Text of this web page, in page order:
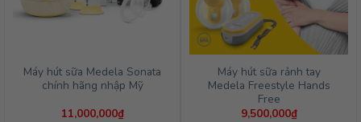
Máy hút sữa Medela Sonata
chính hãng nhập Mỹ
11,000,000₫
Máy hút sữa rảnh tay
Medela Freestyle Hands
Free
9,500,000₫